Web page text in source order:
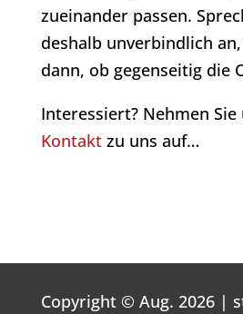
zueinander passen.
deshalb unverbindlich
dann, ob gegenseitig die
Interessiert? Nehmen
Kontaktzu uns auf…
Copyright © Aug. 2026 |